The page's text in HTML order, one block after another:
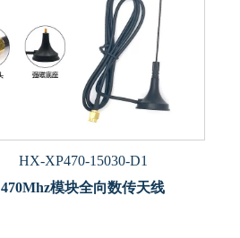
HX-XP470-15030-D1
470Mhz模块全向数传天线